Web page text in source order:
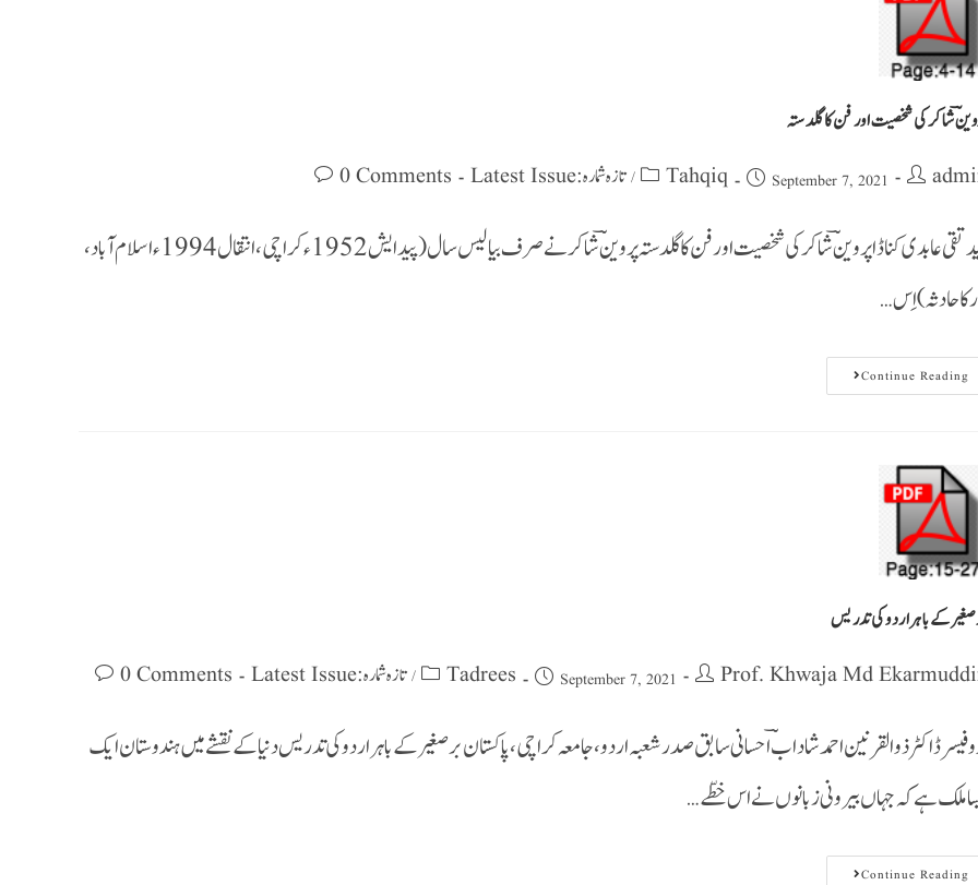
شاکر کی شخصیت اور فن کا گلدستہ
September 7, 2021
Tahqiq
/ تازہ شمارہ : Latest Issue 0 Comments
سید تقی عابدی کناڈا پروینؔ شاکر کی شخصیت اور فن کا گلدستہ پروینؔ شاکر نے صرف بیالیس سال (پیدایش 1952ء کراچی، انتقال 1994ء اسلام آباد،
کا حادثہ) اِس…
Continue Reading
باہراردوکی تدریس
Prof. Khwaja Md
September 7, 2021
Tadrees
/ تازہ شمارہ : Latest Issue 0 Comments
احمد شادابؔ احسانی سابق صدر شعبہ اردو،جامعہ کراچی ،پاکستان برصغیرکے باہراردوکی تدریس دنیا کے نقشے میں ہندوستان ایک
ملک ہے کہ جہاں بیرونی زبانوں نے اس خطّے…
Continue Reading